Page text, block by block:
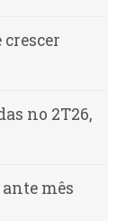
crescer
no 2T26,
ante mês